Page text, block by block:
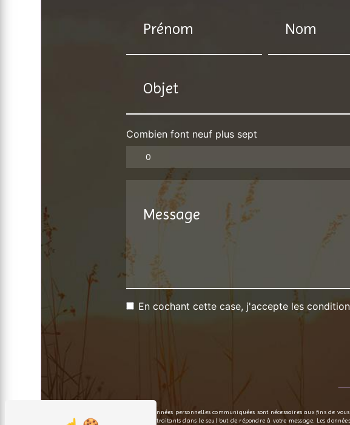
Combien font neuf plus sept
En cochant cette case, j'accepte les
** Les données personnelles communiquées sont nécessaires aux fins de
ses sous-traitants dans le seul but de répondre à votre message. Les